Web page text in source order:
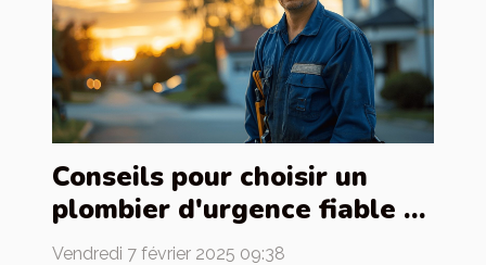
Conseils pour choisir un
plombier d'urgence fiable et
efficace
Vendredi 7 février 2025 09:38